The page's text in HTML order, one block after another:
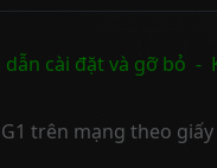
cài đặt và gỡ bỏ -
trên mạng theo